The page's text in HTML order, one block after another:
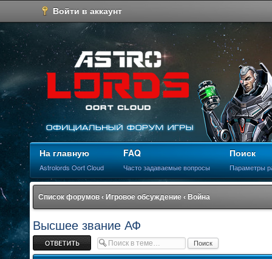
Войти в аккаунт
На главную
Astrolords Oort Cloud
FAQ
Часто задаваемые вопросы
Поиск
Параметры
Список форумов ‹ Игровое обсуждение ‹ Война
Высшее звание АФ
Ответить